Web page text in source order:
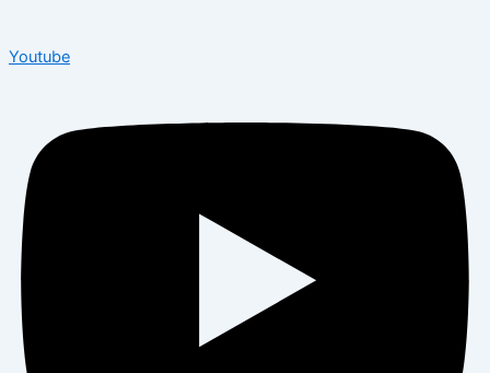
Youtube